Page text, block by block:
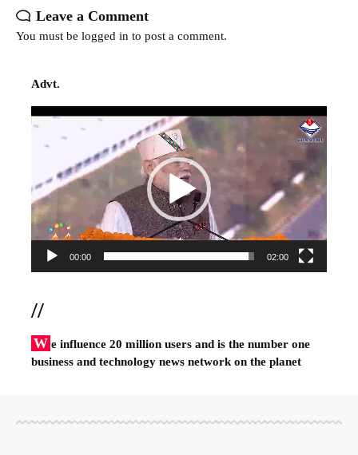
Leave a Comment
You must be logged in to post a comment.
Advt.
Video
00:00 02:00
//
W e influence 20 million users and is the number one
business and technology news network on the planet